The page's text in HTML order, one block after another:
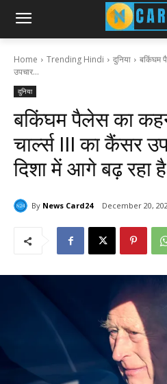
Home Trending Hindi दुनिया
बकिंघम
उपचार...
दुनिया
बकिंघम पैलेस का
चार्ल्स III का कैंसर
दिशा में आगे बढ़ रहा
By News Card24 December 20,